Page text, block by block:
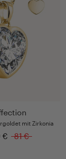
mit Zirkonia
€ 81 €